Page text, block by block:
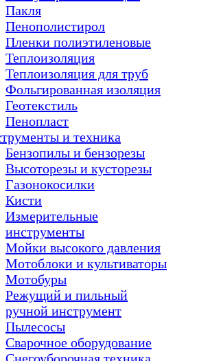
Пакля
Пенополистирол
Пленки полиэтиленовые
Теплоизоляция
Теплоизоляция для труб
Фольгированная изоляция
Геотекстиль
Пенопласт
и техника
Бензопилы и бензорезы
Высоторезы и кусторезы
Газонокосилки
Кисти
Измерительные
инструменты
Мойки высокого давления
Мотоблоки и культиваторы
Мотобуры
Режущий и пильный
ручной инструмент
Пылесосы
Сварочное оборудование